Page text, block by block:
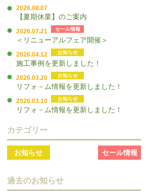
2026.08.07
【夏期休業】のご案内
2026.07.21 セール情報
＜リニューアルフェア開催＞
2026.04.12 お知らせ
施工事例を更新しました！
2026.03.20 お知らせ
リフォ－ム情報を更新しました！
2026.03.10 お知らせ
リフォ－ム情報を更新しました！
カテゴリー
お知らせ セール情報
過去のお知らせ